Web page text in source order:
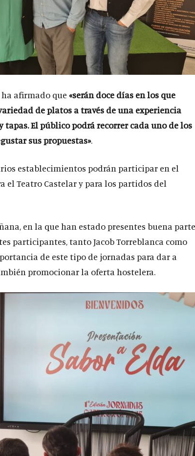
ha afirmado que «serán doce días en los que
de platos a través de una experiencia
tapas. El público podrá recorrer cada uno de los
sus propuestas».
establecimientos podrán participar en el
el Teatro Castelar y para los partidos del
en la que han estado presentes buena parte
participantes, tanto Jacob Torreblanca como
de este tipo de jornadas para dar a
promocionar la oferta hostelera.